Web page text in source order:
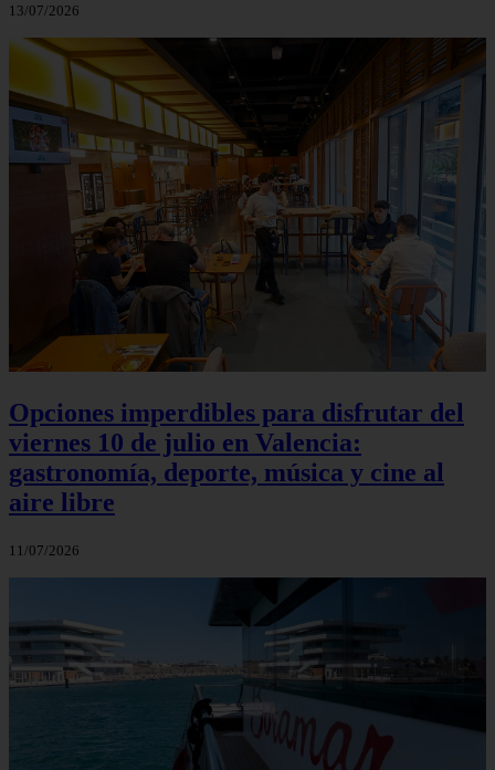
13/07/2026
Opciones imperdibles para disfrutar del
viernes 10 de julio en Valencia:
gastronomía, deporte, música y cine al
aire libre
11/07/2026